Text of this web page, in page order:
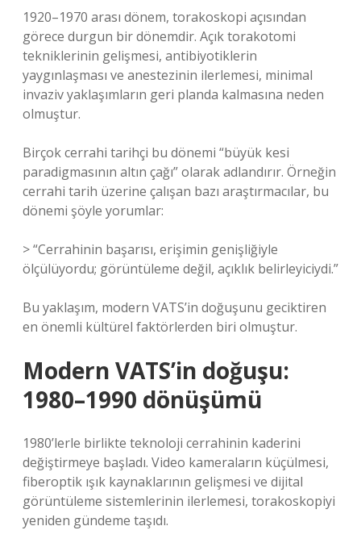
1920–1970 arası dönem, torakoskopi açısından
görece durgun bir dönemdir. Açık torakotomi
tekniklerinin gelişmesi, antibiyotiklerin
yaygınlaşması ve anestezinin ilerlemesi, minimal
invaziv yaklaşımların geri planda kalmasına neden
olmuştur.
Birçok cerrahi tarihçi bu dönemi “büyük kesi
paradigmasının altın çağı” olarak adlandırır. Örneğin
cerrahi tarih üzerine çalışan bazı araştırmacılar, bu
dönemi şöyle yorumlar:
> “Cerrahinin başarısı, erişimin genişliğiyle
ölçülüyordu; görüntüleme değil, açıklık belirleyiciydi.”
Bu yaklaşım, modern VATS’in doğuşunu geciktiren
en önemli kültürel faktörlerden biri olmuştur.
Modern VATS’in doğuşu:
1980–1990 dönüşümü
1980’lerle birlikte teknoloji cerrahinin kaderini
değiştirmeye başladı. Video kameraların küçülmesi,
fiberoptik ışık kaynaklarının gelişmesi ve dijital
görüntüleme sistemlerinin ilerlemesi, torakoskopiyi
yeniden gündeme taşıdı.